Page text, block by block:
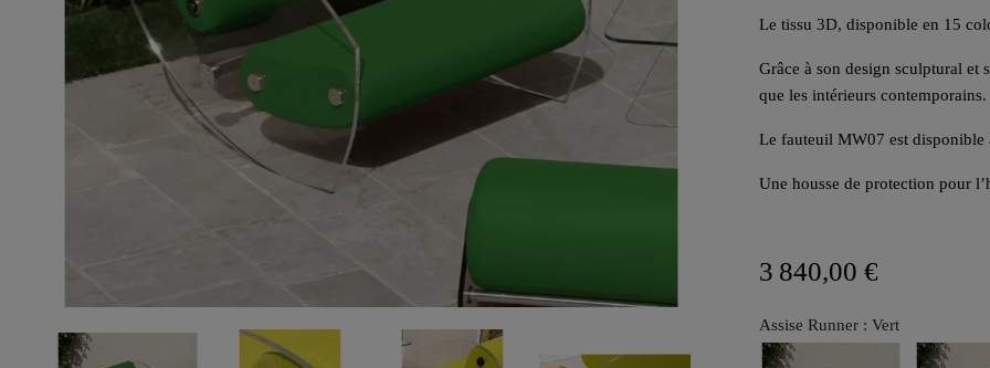
Le tissu 3D, disponible en 15
Grâce à son design sculptural et
que les intérieurs contemporains.
Le fauteuil MW07 est disponible
Une housse de protection pour
3 840,00 €
Assise Runner : Vert